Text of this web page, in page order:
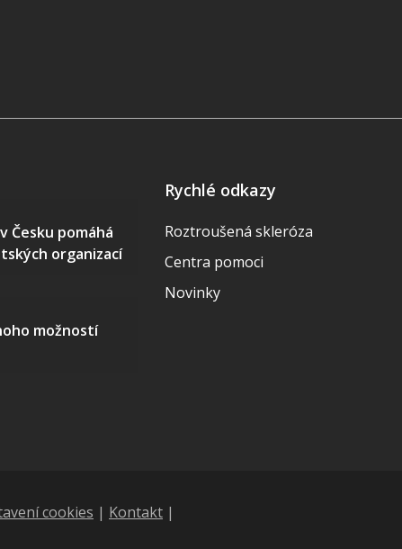
Česku pomáhá
organizací
možností
Rychlé odkazy
Roztroušená skleróza
Centra pomoci
Novinky
cookies | Kontakt |